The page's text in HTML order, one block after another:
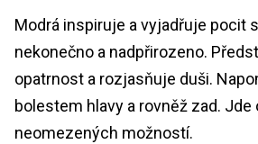
Modrá inspiruje a vyjadřuje pocit
nekonečno a nadpřirozeno.
opatrnost a rozjasňuje duši.
bolestem hlavy a rovněž zad. Jde
neomezených možností.